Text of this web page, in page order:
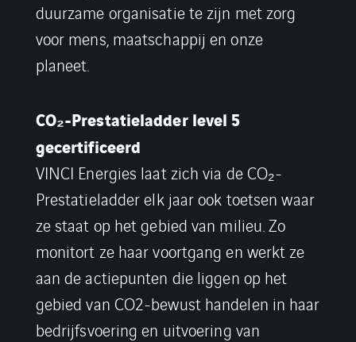
duurzame organisatie te zijn met zorg
voor mens, maatschappij en onze
planeet.
CO₂-Prestatieladder level 5
gecertificeerd
VINCI Energies laat zich via de CO₂-
Prestatieladder elk jaar ook toetsen waar
ze staat op het gebied van milieu. Zo
monitort ze haar voortgang en werkt ze
aan de actiepunten die liggen op het
gebied van CO2-bewust handelen in haar
bedrijfsvoering en uitvoering van